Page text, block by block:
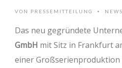
VON PRESSEMITTEILUNG • NEWS
Das neu gegründete
GmbH mit Sitz in Frankfurt
einer